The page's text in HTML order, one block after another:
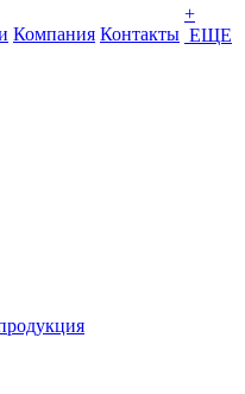
Компания Контакты
+
ЕЩЕ